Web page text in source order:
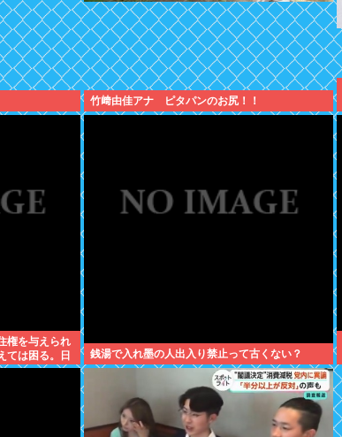
竹﨑由佳アナ ピタパンのお尻！！
権を与えられ
ては困る。日
」
銭湯で入れ墨の人出入り禁止って古くない？